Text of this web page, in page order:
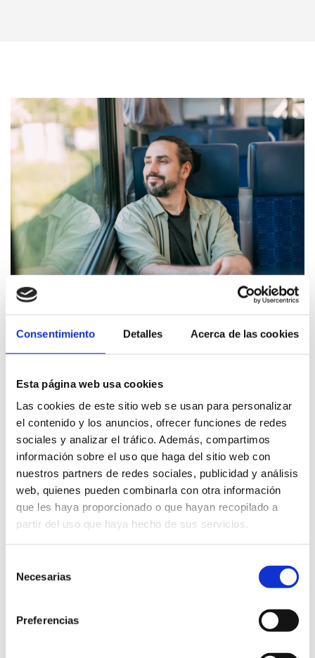
Consentimiento Detalles Acerca de las cookies
Esta página web usa cookies
Las cookies de este sitio web se usan para personalizar
el contenido y los anuncios, ofrecer funciones de redes
sociales y analizar el tráfico. Además, compartimos
información sobre el uso que haga del sitio web con
nuestros partners de redes sociales, publicidad y análisis
web, quienes pueden combinarla con otra información
que les haya proporcionado o que hayan recopilado a
partir del uso que haya hecho de sus servicios.
Necesarias
Preferencias
En bus
La gare routière de Dénia est située àC/Mestre José
propose des liaisons entre Dénia et les
principales villes espagnoles.
Autocares Carrió propose des liaisons entre
Dénia et les municipalités de la région de Marina
Alta. Il est également relié au centre commercial
Portal de la Marina.
Autobuses Esteverelie Dénia à La Vall de Laguar,
Pedreguer et Benidoleig.
d’Alicante. La compagnie
assure des liaisons
régulières depuis ces deux villes, avec plusieurs services
quotidiens et une durée approximative de 1 h 30 à 2
heures, selon le point de départ.